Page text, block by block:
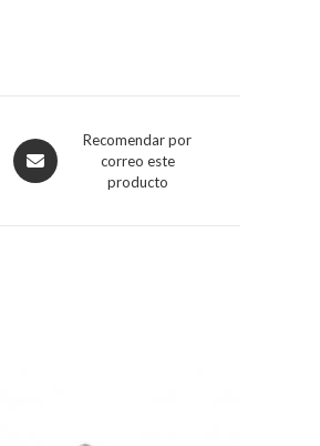
Recomendar por
correo este
producto